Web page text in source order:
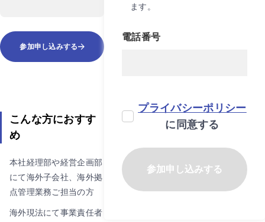
参加申し込みする
こんな方におすす
め
本社経理部や経営企画部
にて海外子会社、海外拠
点管理業務ご担当の方
海外現法にて事業責任者
ます。
電話番号
プライバシーポリシー
に同意する